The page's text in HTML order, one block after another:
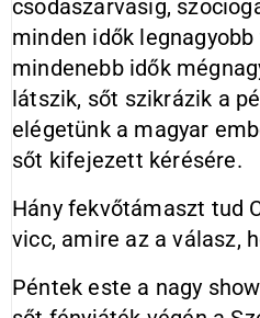
csodaszarvasig,
minden idők
mindenebb idők
látszik, sőt szikrázik a
elégetünk a magyar
sőt kifejezett kérésére.
Hány fekvőtámaszt tud
vicc, amire az a válasz,
Péntek este a nagy